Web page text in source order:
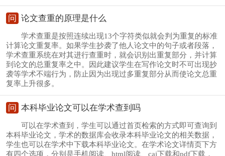
问 论文查重的原理是什么
学术查重是按照连续出现13个字符类似就会判为重复的标准
计算论文重复率。如果学生抄袭了他人论文中的句子或者段落，
学术查重系统在对其进行查重时，就会识别出重复部分，并计算
到论文的总重复率之中。因此建议学生在写作论文时不可出现抄
袭等学术不端行为，防止因为出现过多重复部分从而使论文总重
复率上升很多。
问 本科毕业论文可以在学术查到吗
可以在学术查到，学生可以通过首页检索的方式即可查询到
本科毕业论文，学术的数据库会收录本科毕业论文的相关数据，
学生也可以在学术中下载本科毕业论文。在学术论文详情页下方
有四个选项，分别是手机阅读、html阅读、caj下载和pdf下载，